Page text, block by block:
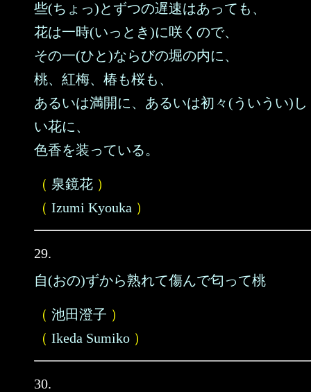
些(ちょっ)とずつの遅速はあっても、
花は一時(いっとき)に咲くので、
その一(ひと)ならびの堀の内に、
桃、紅梅、椿も桜も、
あるいは満開に、あるいは初々(ういうい)し
い花に、
色香を装っている。
（ 泉鏡花 ）
（ Izumi Kyouka ）
29.
自(おの)ずから熟れて傷んで匂って桃
（ 池田澄子 ）
（ Ikeda Sumiko ）
30.